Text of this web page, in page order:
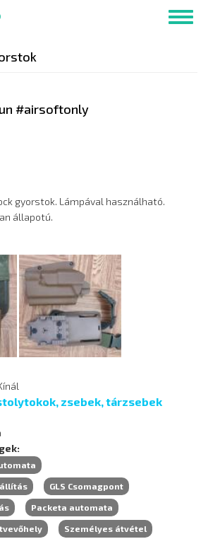
#airsoftonly
gyorstok. Lámpával használható.
állapotú.
zsebek, tárzsebek
GLS Csomagpont
Packeta automata
Személyes átvétel